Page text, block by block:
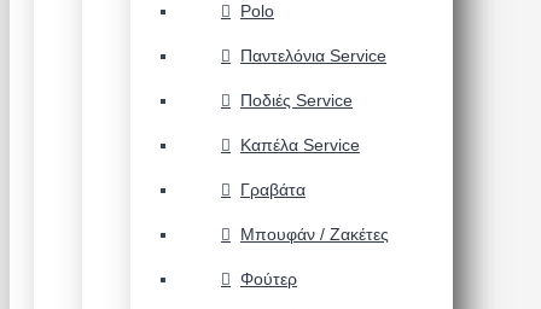
Polo
Παντελόνια Service
Ποδιές Service
Καπέλα Service
Γραβάτα
Μπουφάν / Ζακέτες
Φούτερ